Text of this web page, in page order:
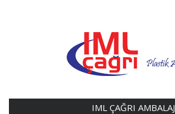
IML ÇAĞRI AMBALAJ